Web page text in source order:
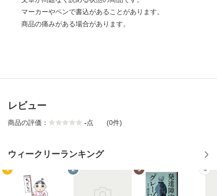
マーカーやペンで書込があることがあります。
商品の痛みがある場合があります。
レビュー
商品の評価： -点 (0件)
ウィークリーランキング
1 2 3 4